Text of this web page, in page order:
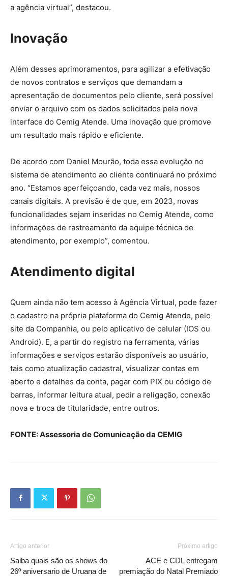
a agência virtual”, destacou.
Inovação
Além desses aprimoramentos, para agilizar a efetivação
de novos contratos e serviços que demandam a
apresentação de documentos pelo cliente, será possível
enviar o arquivo com os dados solicitados pela nova
interface do Cemig Atende. Uma inovação que promove
um resultado mais rápido e eficiente.
De acordo com Daniel Mourão, toda essa evolução no
sistema de atendimento ao cliente continuará no próximo
ano. “Estamos aperfeiçoando, cada vez mais, nossos
canais digitais. A previsão é de que, em 2023, novas
funcionalidades sejam inseridas no Cemig Atende, como
informações de rastreamento da equipe técnica de
atendimento, por exemplo”, comentou.
Atendimento digital
Quem ainda não tem acesso à Agência Virtual, pode fazer
o cadastro na própria plataforma do Cemig Atende, pelo
site da Companhia, ou pelo aplicativo de celular (IOS ou
Android). E, a partir do registro na ferramenta, várias
informações e serviços estarão disponíveis ao usuário,
tais como atualização cadastral, visualizar contas em
aberto e detalhes da conta, pagar com PIX ou código de
barras, informar leitura atual, pedir a religação, conexão
nova e troca de titularidade, entre outros.
FONTE: Assessoria de Comunicação da CEMIG
Artigo anterior
Saiba quais são os shows do
26º aniversario de Uruana de
Próximo artigo
ACE e CDL entregam
premiação do Natal Premiado